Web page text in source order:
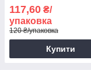
117,60 ₴/
упаковка
120 ₴/упаковка
Купити